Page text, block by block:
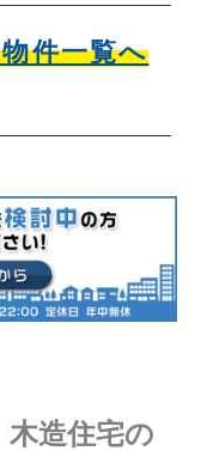
件一覧へ
造住宅の